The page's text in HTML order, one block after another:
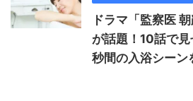
ドラマ「監察医
が話題！10話で
秒間の入浴シーン